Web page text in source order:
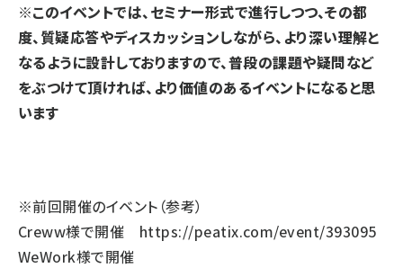
※このイベントでは、セミナー形式で進行しつつ、その都
度、質疑応答やディスカッションしながら、より深い理解と
なるように設計しておりますので、普段の課題や疑問など
をぶつけて頂ければ、より価値のあるイベントになると思
います
※前回開催のイベント（参考）
Creww様で開催 https://peatix.com/event/393095
WeWork様で開催